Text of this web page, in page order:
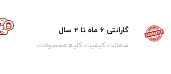
گارانتی 6 ماه تا 2 سال
ضمانت کیفیت کلیه محصولات